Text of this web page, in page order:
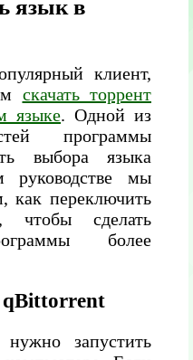
язык в
клиент,
скачать торрент
языке. Одной из
программы
выбора языка
руководстве мы
как переключить
сделать
более
запустить